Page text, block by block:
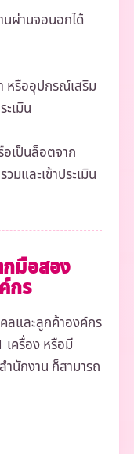
นผ่านจอนอกได้
หรืออุปกรณ์เสริม
ะเมิน
อเป็นล็อตจาก
มและเข้าประเมิน
มือสอง
กร
ลและลูกค้าองค์กร
เครื่อง หรือมี
นักงาน ก็สามารถ